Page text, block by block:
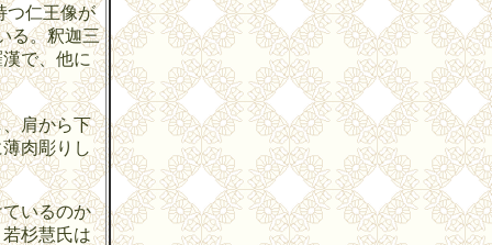
つ仁王像が
る。釈迦三
で、他に
肩から下
肉彫りし
いるのか
杉慧氏は